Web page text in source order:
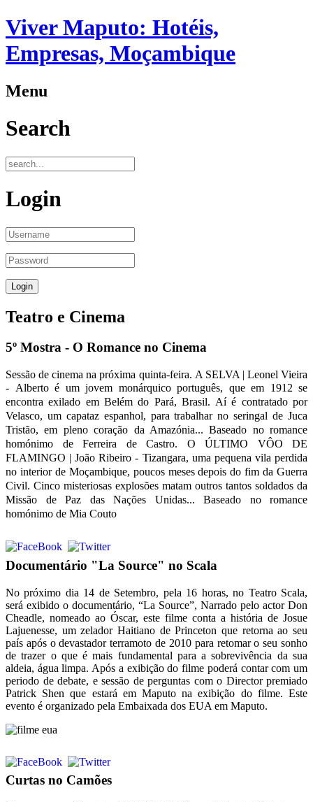
Viver Maputo: Hotéis,
Empresas, Moçambique
Menu
Search
Login
Teatro e Cinema
5º Mostra - O Romance no Cinema
Sessão de cinema na próxima quinta-feira. A SELVA | Leonel Vieira
- Alberto é um jovem monárquico português, que em 1912 se
encontra exilado em Belém do Pará, Brasil. Aí é contratado por
Velasco, um capataz espanhol, para trabalhar no seringal de Juca
Tristão,em pleno coração da Amazónia... Baseado no romance
homónimo de Ferreira de Castro. O ÚLTIMO VÔO DE
FLAMINGO | João Ribeiro - Tizangara, uma pequena vila perdida
no interior de Moçambique, poucos meses depois do fim da Guerra
Civil. Cinco misteriosas explosões matam outros tantos soldados da
Missão de Paz das Nações Unidas... Baseado no romance
homónimo de Mia Couto
Documentário "La Source" no Scala
No próximo dia 14 de Setembro, pela 16 horas, no Teatro Scala,
será exibido o documentário, “La Source”, Narrado pelo actor Don
Cheadle, nomeado ao Óscar, este filme conta a história de Josue
Lajuenesse, um zelador Haitiano de Princeton que retorna ao seu
país após o devastador terramoto de 2010 para retomar o seu sonho
de trazer o que é mais fundamental para a sobrevivência da sua
aldeia, água limpa. Após a exibição do filme poderá contar com um
periodo de debate, e sessão de perguntas com o Director premiado
Patrick Shen que estará em Maputo na exibição do filme. Este
evento é organizado pela Embaixada dos EUA em Maputo.
Curtas no Camões